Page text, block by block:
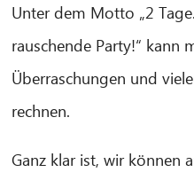
Unter dem Motto „2
rauschende Party!“ kann
Überraschungen und
rechnen.
Ganz klar ist, wir können